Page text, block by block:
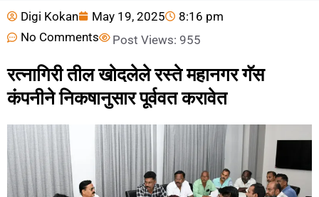
Digi Kokan May 19, 2025
8:16 pm
No Comments
Post Views: 955
रत्नागिरी तील खोदलेले रस्ते महानगर गॅस
कंपनीने निकषानुसार पूर्ववत करावेत